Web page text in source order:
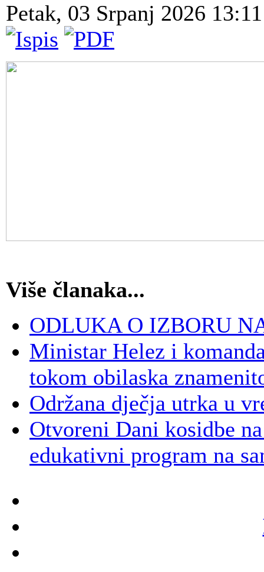
Petak, 03 Srpanj 2026
Više članaka...
ODLUKA O IZBORU
Ministar Helez i
tokom obilaska
Održana dječja utrka u
Otvoreni Dani kosidbe
edukativni program na